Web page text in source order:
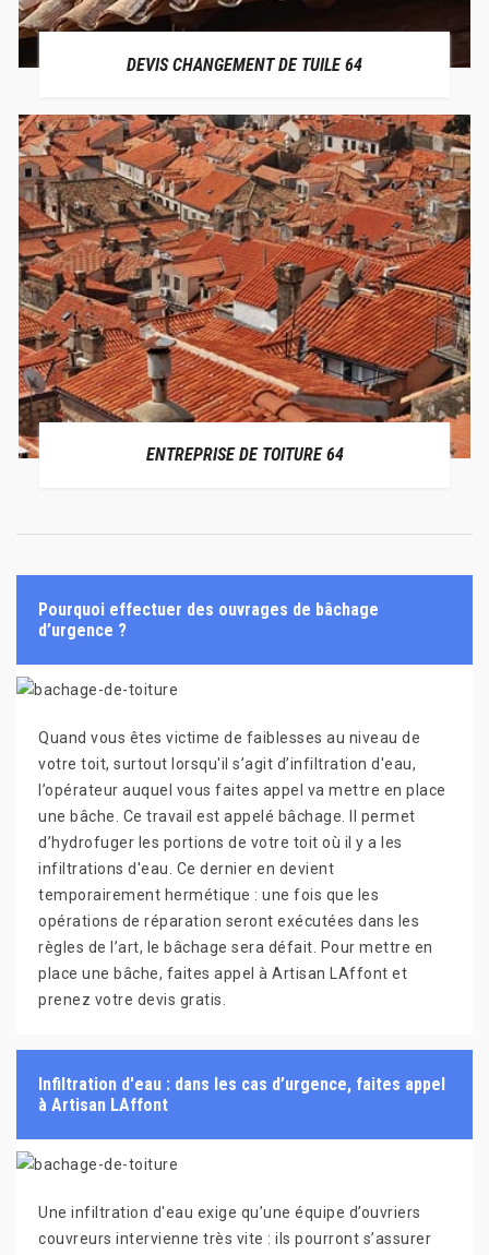
DEVIS CHANGEMENT DE TUILE 64
ENTREPRISE DE TOITURE 64
Pourquoi effectuer des ouvrages de bâchage
d’urgence ?
Quand vous êtes victime de faiblesses au niveau de
votre toit, surtout lorsqu'il s’agit d’infiltration d'eau,
l’opérateur auquel vous faites appel va mettre en place
une bâche. Ce travail est appelé bâchage. Il permet
d’hydrofuger les portions de votre toit où il y a les
infiltrations d'eau. Ce dernier en devient
temporairement hermétique : une fois que les
opérations de réparation seront exécutées dans les
règles de l’art, le bâchage sera défait. Pour mettre en
place une bâche, faites appel à Artisan LAffont et
prenez votre devis gratis.
Infiltration d'eau : dans les cas d’urgence, faites appel
à Artisan LAffont
Une infiltration d'eau exige qu’une équipe d’ouvriers
couvreurs intervienne très vite : ils pourront s’assurer